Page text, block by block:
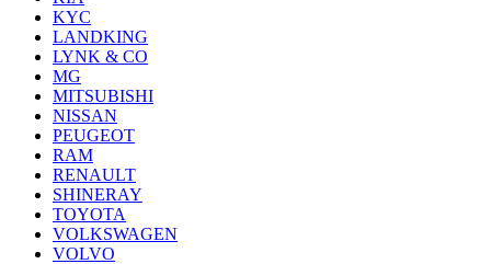
KYC
LANDKING
LYNK & CO
MG
MITSUBISHI
NISSAN
PEUGEOT
RAM
RENAULT
SHINERAY
TOYOTA
VOLKSWAGEN
VOLVO